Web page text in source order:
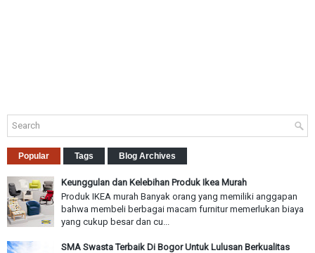
Popular Tags Blog Archives
Keunggulan dan Kelebihan Produk Ikea Murah
Produk IKEA murah Banyak orang yang memiliki anggapan
bahwa membeli berbagai macam furnitur memerlukan biaya
yang cukup besar dan cu...
SMA Swasta Terbaik Di Bogor Untuk Lulusan Berkualitas